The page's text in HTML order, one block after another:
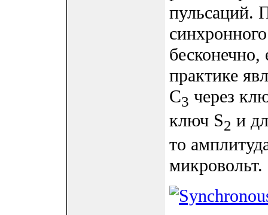
пульсаций.
практике
C3 через
ключ S2 и
то
микровольт.